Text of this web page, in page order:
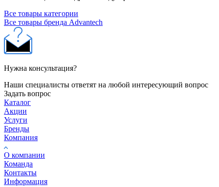
Все товары категории
Все товары бренда Advantech
Нужна консультация?
Наши специалисты ответят на любой интересующий вопрос
Задать вопрос
Каталог
Акции
Услуги
Бренды
Компания
О компании
Команда
Контакты
Информация